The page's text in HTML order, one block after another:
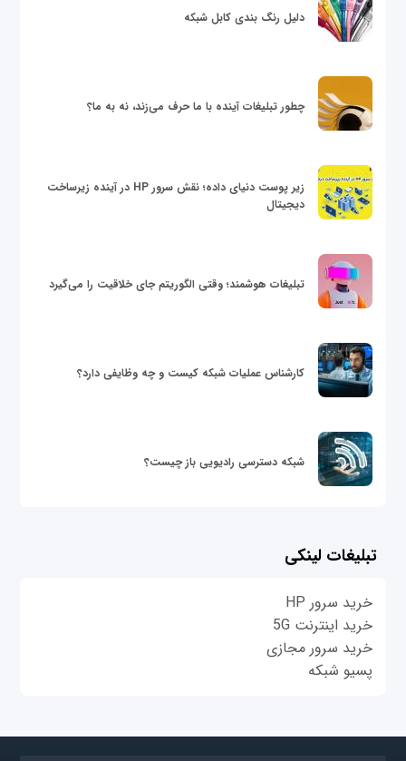
دلیل رنگ بندی کابل شبکه
چطور تبلیغات آینده با ما حرف می‌زند، نه به ما؟
زیر پوست دنیای داده؛ نقش سرور HP در آینده زیرساخت
دیجیتال
تبلیغات هوشمند؛ وقتی الگوریتم جای خلاقیت را می‌گیرد
کارشناس عملیات شبکه کیست و چه وظایفی دارد؟
شبکه دسترسی رادیویی باز چیست؟
تبلیغات لینکی
خرید سرور HP
خرید اینترنت 5G
خرید سرور مجازی
پسیو شبکه